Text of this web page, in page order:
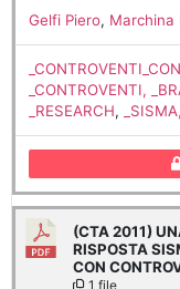
Gelfi Piero, Marchina
_CONTROVENTI,
_RESEARCH,
(CTA 2011)
RISPOSTA
CON
1 file